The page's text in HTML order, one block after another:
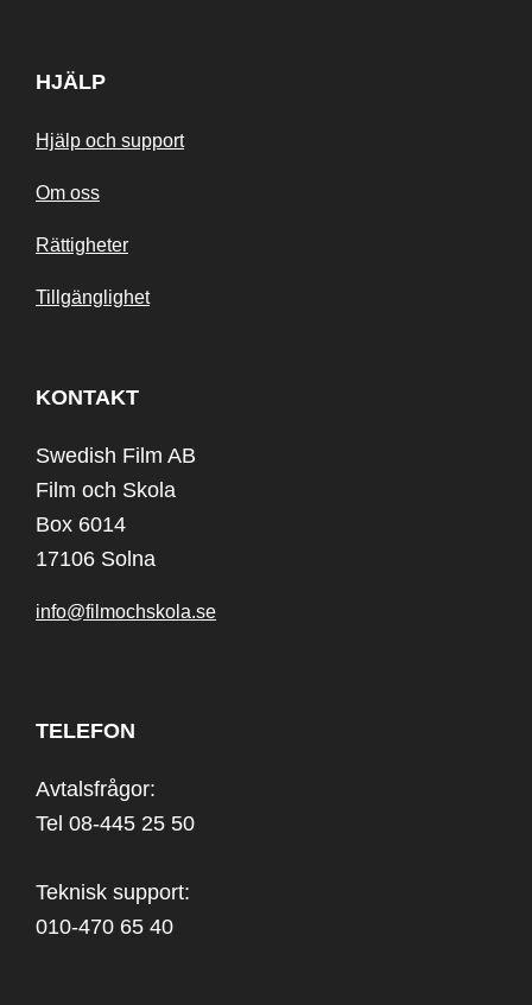
HJÄLP
Hjälp och support
Om oss
Rättigheter
Tillgänglighet
KONTAKT
Swedish Film AB
Film och Skola
Box 6014
17106 Solna
info@filmochskola.se
TELEFON
Avtalsfrågor:
Tel 08-445 25 50
Teknisk support:
010-470 65 40